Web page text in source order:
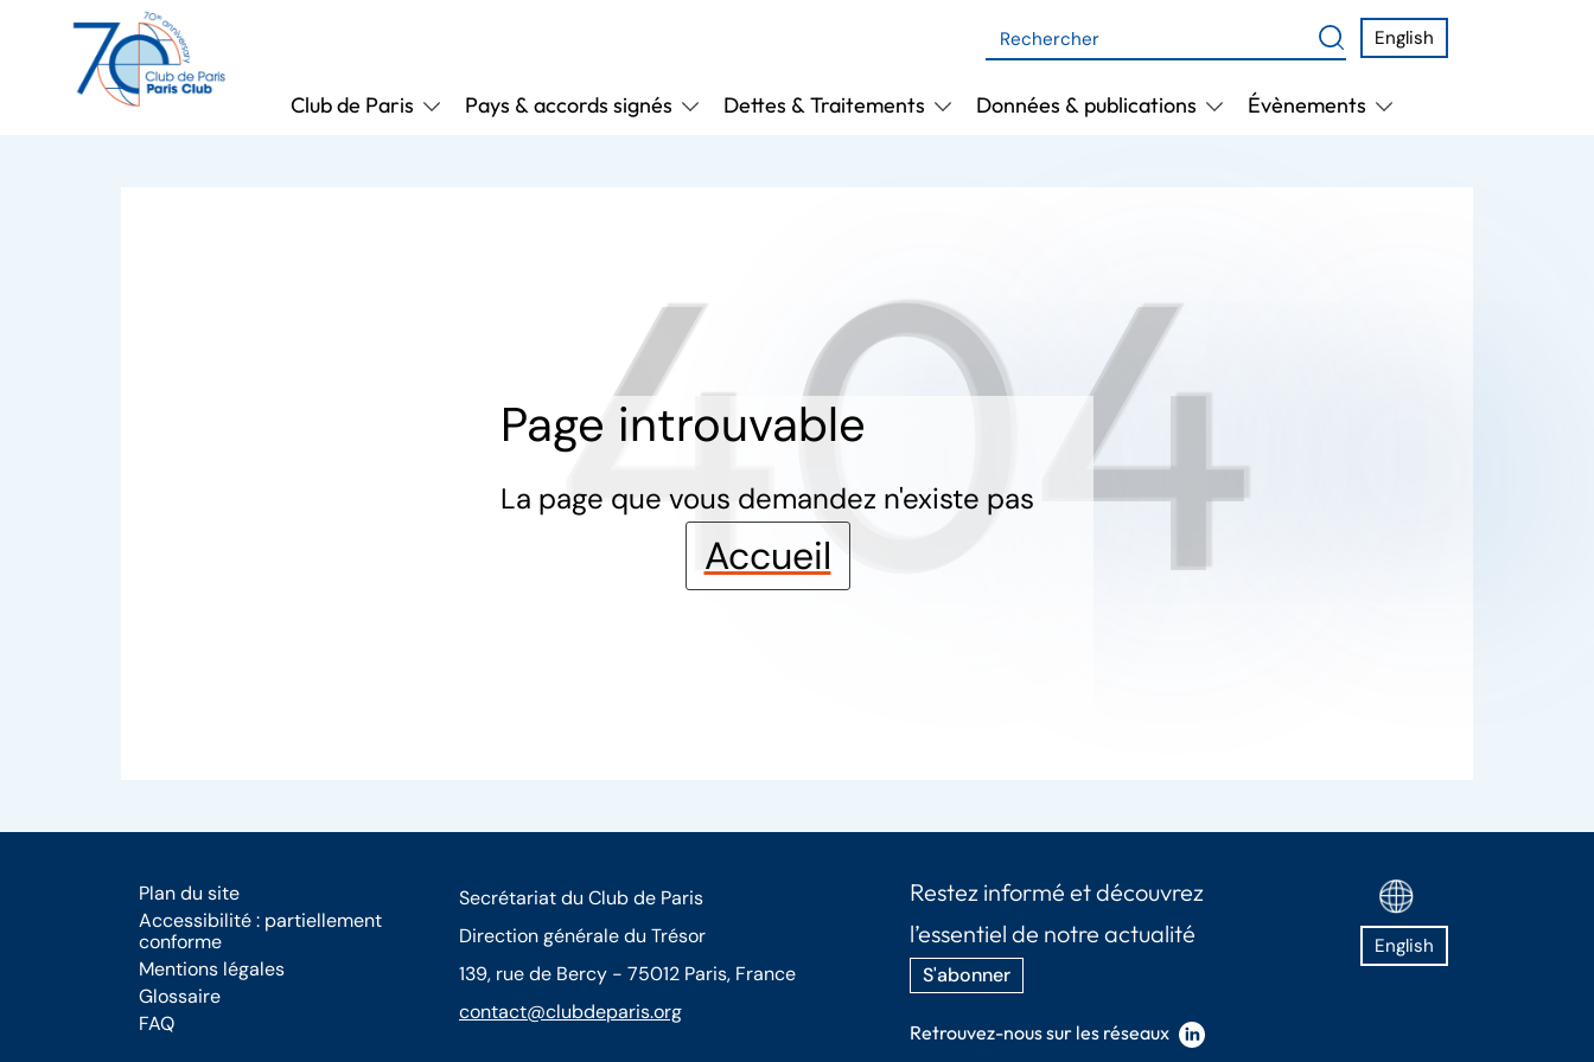
English
Club de Paris Pays & accords signés Dettes & Traitements Données & publications Évènements
404
Page introuvable
La page que vous demandez n'existe pas
Accueil
Plan du site
Accessibilité : partiellement
conforme
Mentions légales
Glossaire
FAQ
Secrétariat du Club de Paris
Direction générale du Trésor
139, rue de Bercy - 75012 Paris, France
contact@clubdeparis.org
Restez informé et découvrez
l’essentiel de notre actualité
S'abonner
Retrouvez-nous sur les réseaux
English